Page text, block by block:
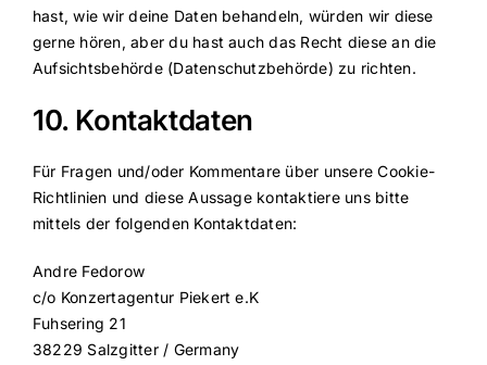
hast, wie wir deine Daten behandeln, würden wir diese
gerne hören, aber du hast auch das Recht diese an die
Aufsichtsbehörde (Datenschutzbehörde) zu richten.
10. Kontaktdaten
Für Fragen und/oder Kommentare über unsere Cookie-
Richtlinien und diese Aussage kontaktiere uns bitte
mittels der folgenden Kontaktdaten:
Andre Fedorow
c/o Konzertagentur Piekert e.K
Fuhsering 21
38229 Salzgitter / Germany